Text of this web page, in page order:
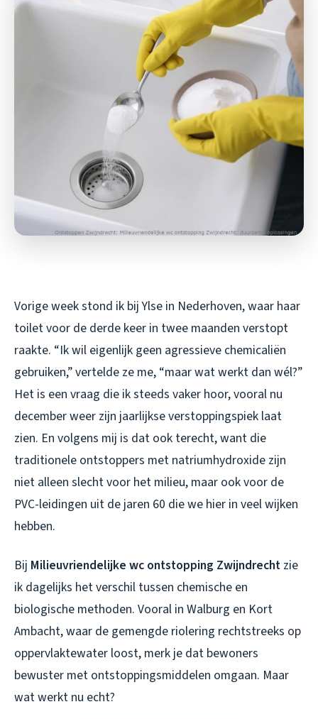
Vorige week stond ik bij Ylse in Nederhoven, waar haar
toilet voor de derde keer in twee maanden verstopt
raakte. “Ik wil eigenlijk geen agressieve chemicaliën
gebruiken,” vertelde ze me, “maar wat werkt dan wél?”
Het is een vraag die ik steeds vaker hoor, vooral nu
december weer zijn jaarlijkse verstoppingspiek laat
zien. En volgens mij is dat ook terecht, want die
traditionele ontstoppers met natriumhydroxide zijn
niet alleen slecht voor het milieu, maar ook voor de
PVC-leidingen uit de jaren 60 die we hier in veel wijken
hebben.
Bij Milieuvriendelijke wc ontstopping Zwijndrecht zie
ik dagelijks het verschil tussen chemische en
biologische methoden. Vooral in Walburg en Kort
Ambacht, waar de gemengde riolering rechtstreeks op
oppervlaktewater loost, merk je dat bewoners
bewuster met ontstoppingsmiddelen omgaan. Maar
wat werkt nu echt?